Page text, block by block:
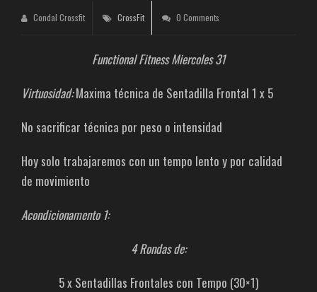
Condal Crossfit CrossFit 0 Comments
Functional Fitness Miercoles 31
Virtuosidad:Maxima técnica de Sentadilla Frontal 1 x 5
No sacrificar técnica por peso o intensidad
Hoy solo trabajaremos con un tempo lento y por calidad
de movimiento
Acondicionamento 1:
4 Rondas de:
5 x Sentadillas Frontales con Tempo (30×1)